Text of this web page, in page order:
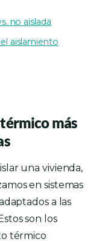
no aislada
aislamiento
más
una vivienda,
en sistemas
a las
son los
térmico